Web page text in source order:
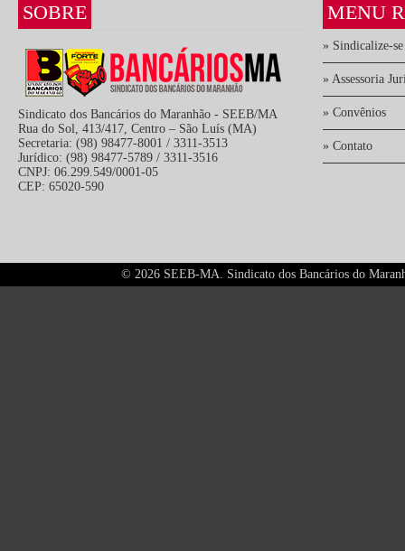
SOBRE
Sindicato dos Bancários do Maranhão - SEEB/MA
Rua do Sol, 413/417, Centro – São Luís (MA)
Secretaria: (98) 98477-8001 / 3311-3513
Jurídico: (98) 98477-5789 / 3311-3516
CNPJ: 06.299.549/0001-05
CEP: 65020-590
MENU
» Sindicalize-se
» Assessoria
» Convênios
» Contato
© 2026 SEEB-MA. Sindicato dos Bancários do